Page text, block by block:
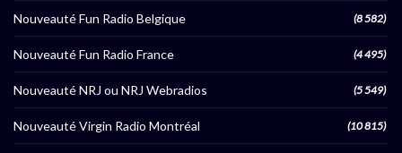
Nouveauté Fun Radio Belgique (8 582)
Nouveauté Fun Radio France (4 495)
Nouveauté NRJ ou NRJ Webradios (5 549)
Nouveauté Virgin Radio Montréal (10 815)